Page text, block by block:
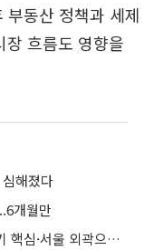
부동산 정책과 세제
장 흐름도 영향을
심해졌다
개월만
경매도 ‘강남 주도’ 공식 깨졌다…경기 핵심·서울 외곽으로 중심 이동